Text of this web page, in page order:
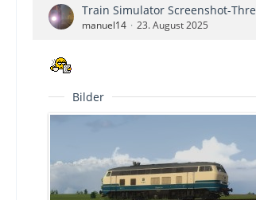
Train Simulator Screenshot-
manuel14 23. August 2025
Bilder